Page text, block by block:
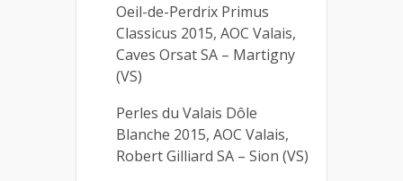
Oeil-de-Perdrix Primus
Classicus 2015, AOC Valais,
Caves Orsat SA – Martigny
(VS)
Perles du Valais Dôle
Blanche 2015, AOC Valais,
Robert Gilliard SA – Sion (VS)